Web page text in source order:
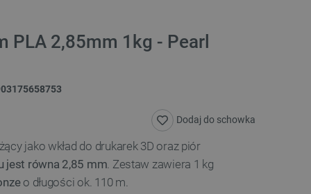
PLA 2,85mm 1kg - Pearl
Dodaj do schowka
jako wkład do drukarek 3D oraz piór
jest równa 2,85 mm. Zestaw zawiera 1 kg
o długości ok. 110 m.